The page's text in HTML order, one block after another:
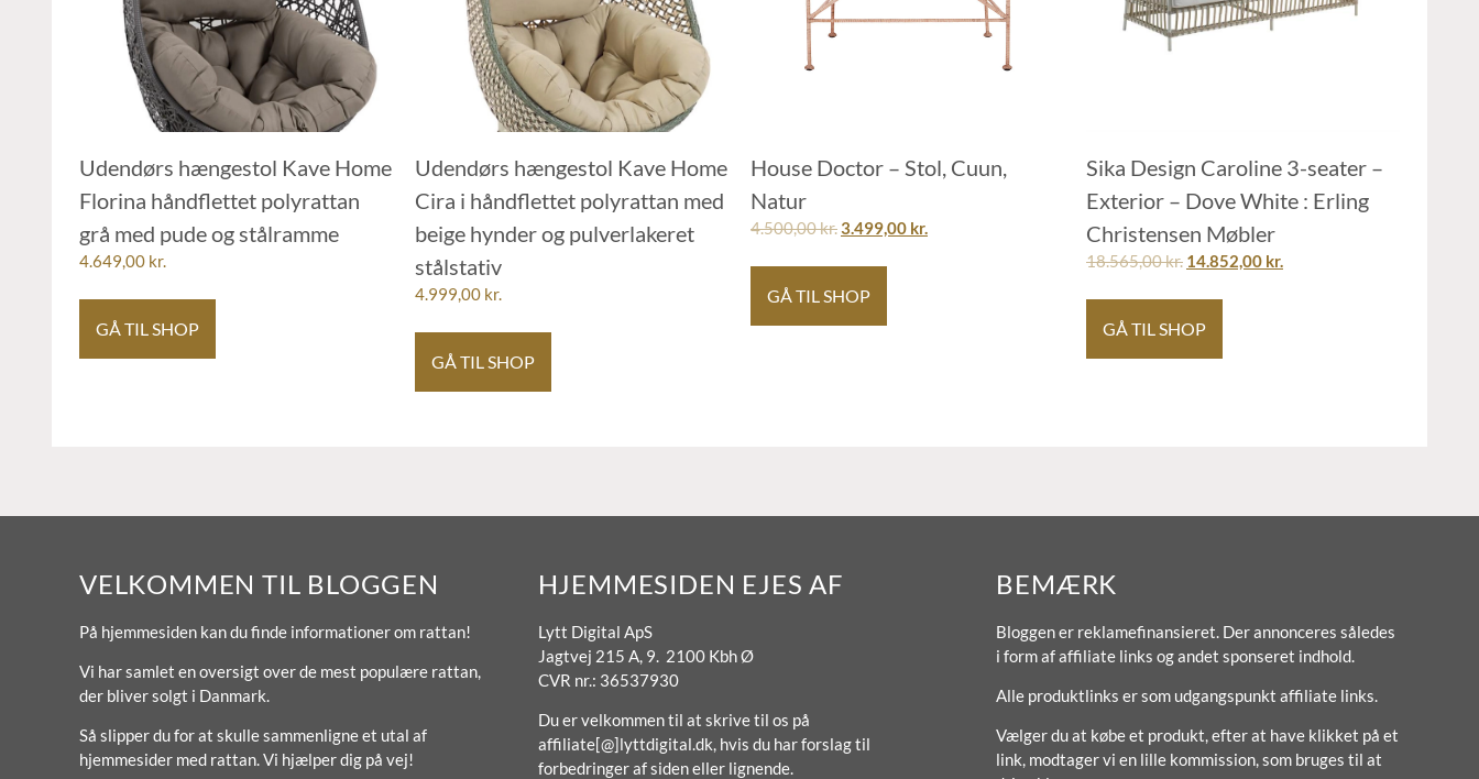
Udendørs hængestol Kave Home
Florina håndflettet polyrattan
grå med pude og stålramme
4.649,00 kr.
GÅ TIL SHOP
Udendørs hængestol Kave Home
Cira i håndflettet polyrattan med
beige hynder og pulverlakeret
stålstativ
4.999,00 kr.
GÅ TIL SHOP
House Doctor – Stol, Cuun,
Natur
4.500,00kr.3.499,00 kr.
GÅ TIL SHOP
Sika Design Caroline 3-seater –
Exterior – Dove White : Erling
Christensen Møbler
18.565,00kr. 14.852,00 kr.
GÅ TIL SHOP
VELKOMMEN TIL BLOGGEN
På hjemmesiden kan du finde informationer om rattan!
Vi har samlet en oversigt over de mest populære rattan,
der bliver solgt i Danmark.
Så slipper du for at skulle sammenligne et utal af
hjemmesider med rattan. Vi hjælper dig på vej!
HJEMMESIDEN EJES AF
Lytt Digital ApS
Jagtvej 215 A, 9. 2100 Kbh Ø
CVR nr.: 36537930
Du er velkommen til at skrive til os på
affiliate[@]lyttdigital.dk, hvis du har forslag til
forbedringer af siden eller lignende.
BEMÆRK
Bloggen er reklamefinansieret. Der annonceres således
i form af affiliate links og andet sponseret indhold.
Alle produktlinks er som udgangspunkt affiliate links.
Vælger du at købe et produkt, efter at have klikket på et
link, modtager vi en lille kommission, som bruges til at